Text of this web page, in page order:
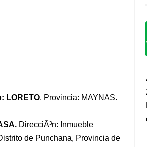
LORETO. Provincia: MAYNAS.
DirecciÃ³n: Inmueble
de Punchana, Provincia de